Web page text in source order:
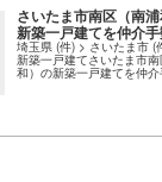
さいたま市南区（南
新築一戸建てを仲介
埼玉県 (件) > さいたま市 (
新築一戸建てさいたま市
和）の新築一戸建てを仲介
富な物件情報と迅速な対
報を掲載中・さいたま市
リアは、南区文蔵...